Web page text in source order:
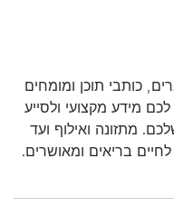
כותבי תוכן ומומחים
מידע מקצועי ולסייע
מתזונה ואילוף ועד
בריאים ומאושרים.